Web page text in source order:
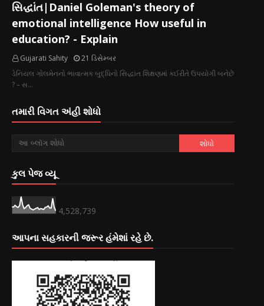
સિદ્ધાંત|Daniel Goleman's theory of
emotional intelligence How useful in
education? - Explain
Gujarati Sahity
21 ડિસેમ્બર
ડેનિયલ ગોલમેનનો ભાવાત્મક બુદ્ધિનો સિદ્ધાંત શિક્ષણમાં કઈરીતે ઉપયોગી બનેછે
? – સ…
તમારી વિગત અંહી શોધો
કુલ પેજ વ્યૂ
4,528,739
આપના સહકારની જરૂર હંમેશાં રહે છે.